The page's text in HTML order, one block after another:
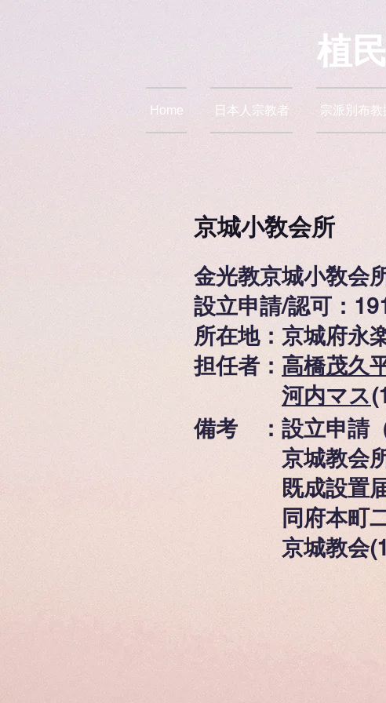
植
Home 日本人宗教者 宗派別布教
京城小敎会所
金光教京城小敎会
設立申請/認可：
所在地：京城府永
担任者： 高橋茂久
河内マス
備考 ：設立申請
京城教会所
既成設置届,永
同府本町二、
京城教会